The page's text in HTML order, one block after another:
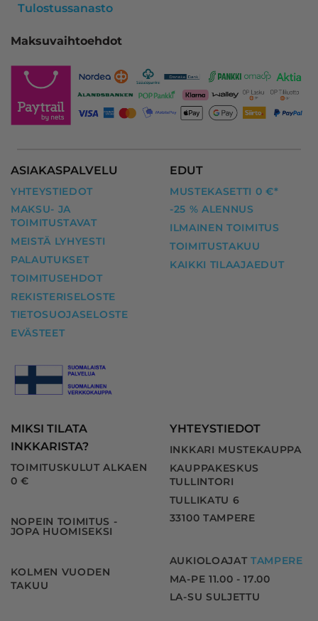
Tulostussanasto
Maksuvaihtoehdot
ASIAKASPALVELU
YHTEYSTIEDOT
MAKSU- JA
TOIMITUSTAVAT
MEISTÄ LYHYESTI
PALAUTUKSET
TOIMITUSEHDOT
REKISTERISELOSTE
TIETOSUOJASELOSTE
EVÄSTEET
EDUT
MUSTEKASETTI 0 €*
-25 % ALENNUS
ILMAINEN TOIMITUS
TOIMITUSTAKUU
KAIKKI TILAAJAEDUT
MIKSI TILATA
INKKARISTA?
TOIMITUSKULUT ALKAEN
0 €
NOPEIN TOIMITUS -
JOPA HUOMISEKSI
KOLMEN VUODEN
TAKUU
YHTEYSTIEDOT
INKKARI MUSTEKAUPPA
KAUPPAKESKUS
TULLINTORI
TULLIKATU 6
33100 TAMPERE
AUKIOLOAJAT TAMPERE
MA-PE 11.00 - 17.00
LA-SU SULJETTU